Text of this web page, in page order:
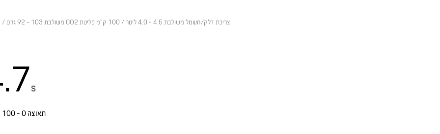
צריכת דלק/חשמל משולבת4.5 - 4.0 ליטר / 100 ק"מ פליטת CO2 משולבת 103 - 92 גרם / ק"מ
s
תאוצה 0 - 100 קמ”ש